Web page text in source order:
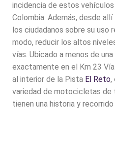
incidencia de estos
Colombia. Además, desde
los ciudadanos sobre su uso
modo, reducir los altos
vías. Ubicado a menos de
exactamente en el Km 23
al interior de la Pista El Reto,
variedad de motocicletas
tienen una historia y